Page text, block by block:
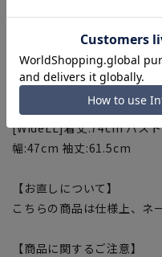
[WideM]着丈:70cm バス
袖丈:58.5cm
[WideL]着丈:72cm バス
幅:46cm 袖丈:60cm
[WideLL]着丈:74cm バス
幅:47cm 袖丈:61.5cm
【お直しについて】
こちらの商品は仕様上、ネ
【商品に関するご注意】